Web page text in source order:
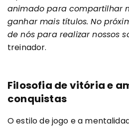
animado para compartilhar
ganhar mais títulos. No
de nós para realizar nossos
treinador.
Filosofia de vitória e
conquistas
O estilo de jogo e a